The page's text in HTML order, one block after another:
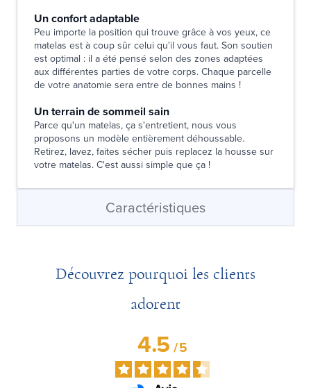
Un confort adaptable
Peu importe la position qui trouve grâce à vos yeux, ce
matelas est à coup sûr celui qu'il vous faut. Son soutien
est optimal : il a été pensé selon des zones adaptées
aux différentes parties de votre corps. Chaque parcelle
de votre anatomie sera entre de bonnes mains !
Un terrain de sommeil sain
Parce qu'un matelas, ça s'entretient, nous vous
proposons un modèle entièrement déhoussable.
Retirez, lavez, faites sécher puis replacez la housse sur
votre matelas. C'est aussi simple que ça !
Caractéristiques
Découvrez pourquoi les clients
adorent
4.5/5